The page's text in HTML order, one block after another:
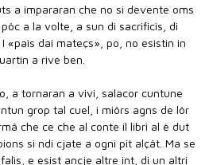
a impararan che no si devente oms
a la volte, a sun di sacrificis, di
«paîs dai mateçs», po, no esistin in
a rive ben.
a tornaran a vivi, salacor cuntune
grop tal cuel, i miôrs agns de lôr
che ce che al conte il libri al è dut
si ndi cjate a ogni pît alçât. Ma se
e esist ancje altre int, di un altri